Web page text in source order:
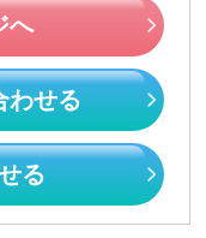
へ
わせる
る